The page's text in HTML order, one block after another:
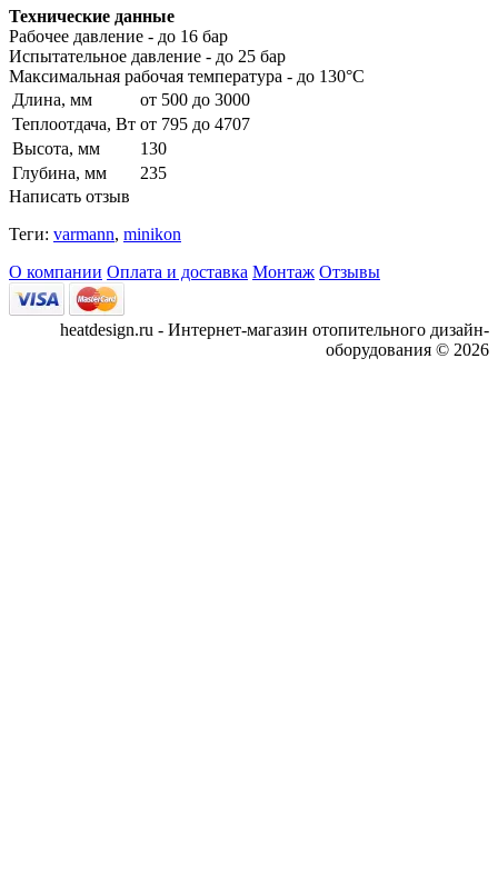
Технические данные
Рабочее давление - до 16 бар
Испытательное давление - до 25 бар
Максимальная рабочая температура - до 130°С
Длина, мм
от 500 до 3000
Теплоотдача, Вт от 795 до 4707
Высота, мм
130
Глубина, мм
235
Написать отзыв
Теги: varmann, minikon
О компании Оплата и доставка Монтаж Отзывы
heatdesign.ru - Интернет-магазин отопительного дизайн-
оборудования © 2026